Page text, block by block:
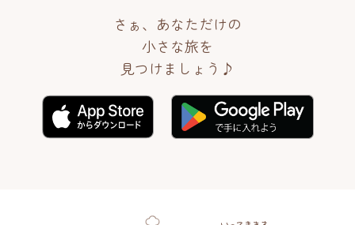
さぁ、あなただけの
小さな旅を
見つけましょう♪